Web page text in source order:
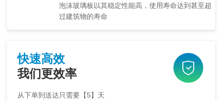
泡沫玻璃板以其稳定性能高，使用寿命达到甚至超
过建筑物的寿命
快速高效
我们更效率
从下单到送达只需要【5】天